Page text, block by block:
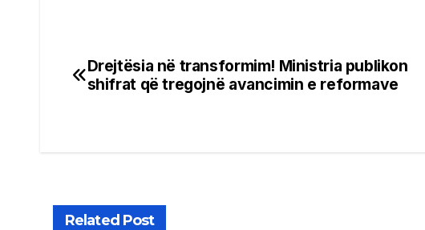
Post
Drejtësia në transformim! Ministria publikon
shifrat që tregojnë avancimin e reformave
Related Post